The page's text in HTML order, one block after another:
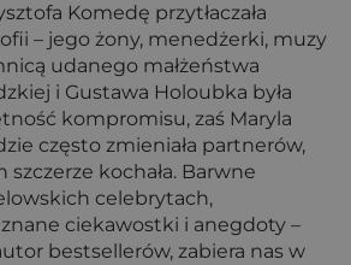
Komedę przytłaczała
– jego żony, menedżerki, muzy
udanego małżeństwa
i Gustawa Holoubka była
kompromisu, zaś Maryla
często zmieniała partnerów,
szczerze kochała. Barwne
celebrytach,
ciekawostki i anegdoty –
bestsellerów, zabiera nas w